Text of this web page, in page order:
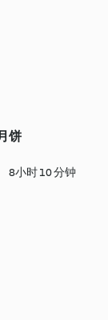
饼
8小时 10 分钟